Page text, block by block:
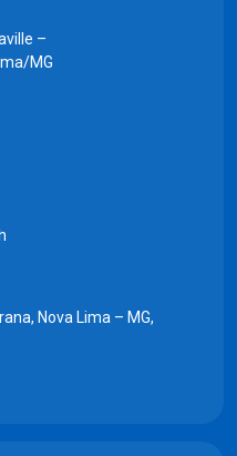
–
MG
Nova Lima – MG,